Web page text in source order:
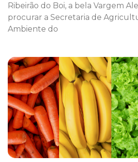
Ribeirão do Boi, a bela Vargem
procurar a Secretaria de
Ambiente do